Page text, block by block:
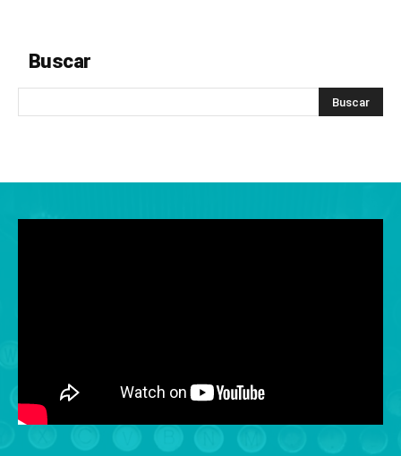
Buscar